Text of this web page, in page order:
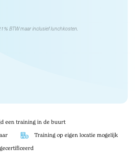
BTW maar inclusief lunchkosten.
een training in de buurt
Training op eigen locatie mogelijk